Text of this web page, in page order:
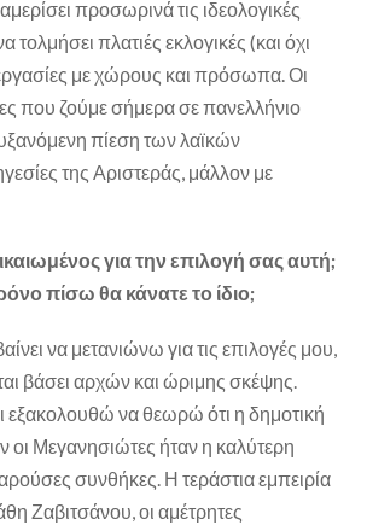
προσωρινά τις ιδεολογικές
τολμήσει πλατιές εκλογικές (και όχι
με χώρους και πρόσωπα. Οι
που ζούμε σήμερα σε πανελλήνιο
πίεση των λαϊκών
της Αριστεράς, μάλλον με
για την επιλογή σας αυτή;
πίσω θα κάνατε το ίδιο;
να μετανιώνω για τις επιλογές μου,
βάσει αρχών και ώριμης σκέψης.
εξακολουθώ να θεωρώ ότι η δημοτική
οι Μεγανησιώτες ήταν η καλύτερη
συνθήκες. Η τεράστια εμπειρία
Ζαβιτσάνου, οι αμέτρητες